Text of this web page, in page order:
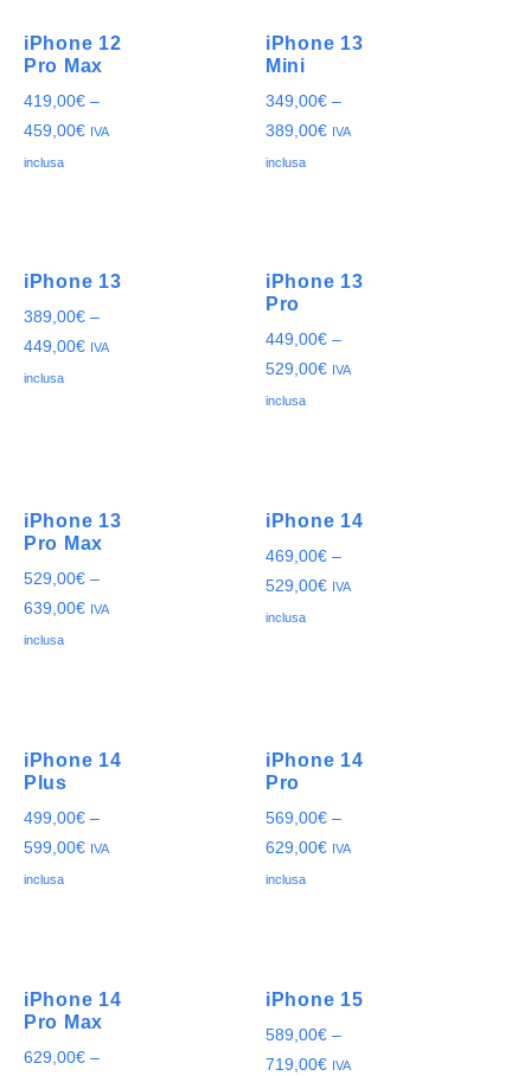
iPhone 12
Pro Max
419,00€ –
459,00€ IVA
inclusa
iPhone 13
Mini
349,00€ –
389,00€ IVA
inclusa
iPhone 13
389,00€ –
449,00€ IVA
inclusa
iPhone 13
Pro
449,00€ –
529,00€ IVA
inclusa
iPhone 13
Pro Max
529,00€ –
639,00€ IVA
inclusa
iPhone 14
469,00€ –
529,00€ IVA
inclusa
iPhone 14
Plus
499,00€ –
599,00€ IVA
inclusa
iPhone 14
Pro
569,00€ –
629,00€ IVA
inclusa
iPhone 14
Pro Max
629,00€ –
iPhone 15
589,00€ –
719,00€ IVA